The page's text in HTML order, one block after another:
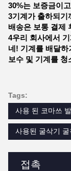
접촉
30%는 보증금이
3기계가 출하되기
배송은 보통 결제
4우리 회사에서
네! 기계를 배달하
보수 및 기계를 청
Tags:
사용 된 코마쓰
사용된 굴삭기 굴